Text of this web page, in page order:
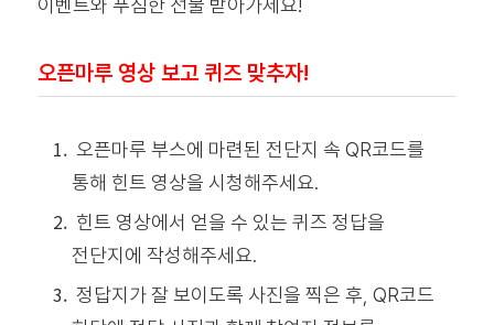
이벤트와 푸짐한 선물 받아가세요!
오픈마루 영상 보고 퀴즈 맞추자!
오픈마루 부스에 마련된 전단지 속 QR코드를
통해 힌트 영상을 시청해주세요.
힌트 영상에서 얻을 수 있는 퀴즈 정답을
전단지에 작성해주세요.
정답지가 잘 보이도록 사진을 찍은 후, QR코드